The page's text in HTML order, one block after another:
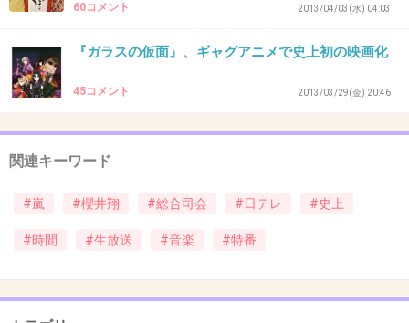
43. 匿名2013/04/25(木) 17:47:21
ちゃんとした「歌手」を呼んでくださいね。
44. 匿名2013/04/25(木) 17:52:13
まともなアーティストと一緒並ばすとかかわいそう。
60コメント 2013/04/03(水) 04:03
『ガラスの仮面』、ギャグアニメで史上初の映画化
45コメント 2013/03/29(金) 20:46
関連キーワード
#嵐 #櫻井翔 #総合司会 #日テレ #史上
#時間 #生放送 #音楽 #特番